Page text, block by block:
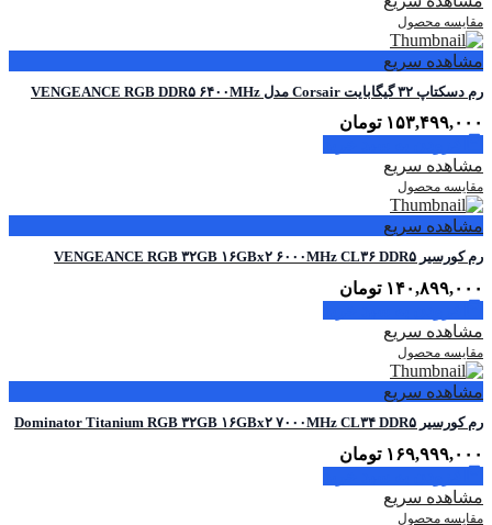
مقایسه محصول
مشاهده سریع
رم دسکتاپ ۳۲ گیگابایت Corsair مدل VENGEANCE RGB DDR۵ ۶۴۰۰MHz
۱۵۳,۴۹۹,۰۰۰ تومان
مشاهده سریع
مقایسه محصول
مشاهده سریع
رم کورسیر VENGEANCE RGB ۳۲GB ۱۶GBx۲ ۶۰۰۰MHz CL۳۶ DDR۵
۱۴۰,۸۹۹,۰۰۰ تومان
مشاهده سریع
مقایسه محصول
مشاهده سریع
رم کورسیر Dominator Titanium RGB ۳۲GB ۱۶GBx۲ ۷۰۰۰MHz CL۳۴ DDR۵
۱۶۹,۹۹۹,۰۰۰ تومان
مشاهده سریع
مقایسه محصول